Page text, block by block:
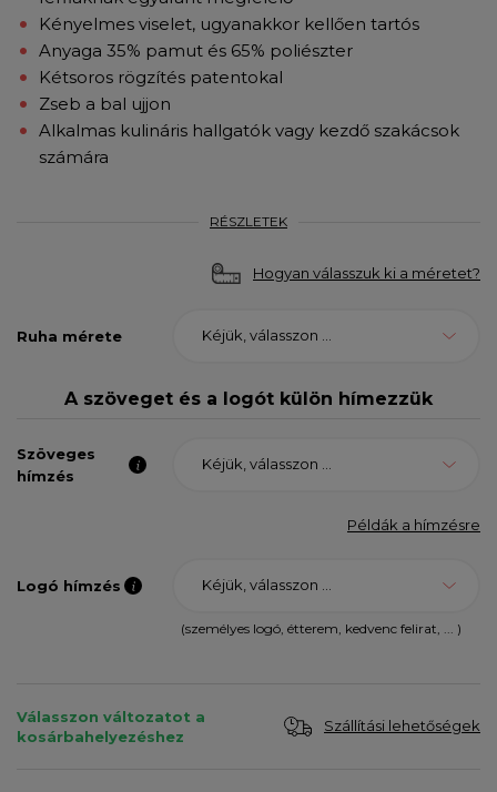
Kényelmes viselet, ugyanakkor kellően tartós
Anyaga 35% pamut és 65% poliészter
Kétsoros rögzítés patentokal
Zseb a bal ujjon
Alkalmas kulináris hallgatók vagy kezdő szakácsok
számára
RÉSZLETEK
Hogyan válasszuk ki a méretet?
Ruha mérete Kéjük, válasszon ...
A szöveget és a logót külön hímezzük
Szöveges
hímzés
Kéjük, válasszon ...
Példák a hímzésre
Logó hímzés Kéjük, válasszon ...
(személyes logó, étterem, kedvenc felirat, ... )
Válasszon változatot a
kosárbahelyezéshez
Szállítási lehetőségek